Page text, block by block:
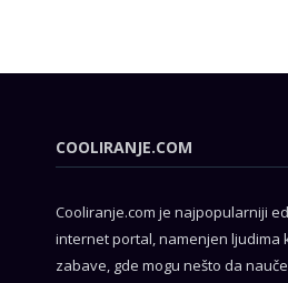
COOLIRANJE.COM
Cooliranje.com je najpopularniji
internet portal, namenjen ljudima
zabave, gde mogu nešto da